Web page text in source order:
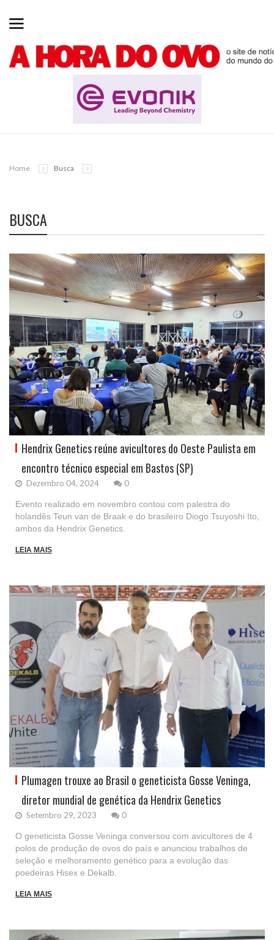
Home Busca
BUSCA
Hendrix Genetics reúne avicultores do Oeste Paulista em
encontro técnico especial em Bastos (SP)
Dezembro 04, 2024 0
Evento realizado em novembro contou com palestra do
holandês Teun van de Braak e do brasileiro Diogo Tsuyoshi Ito,
ambos da Hendrix Genetics.
LEIA MAIS
Plumagen trouxe ao Brasil o geneticista Gosse Veninga,
diretor mundial de genética da Hendrix Genetics
Setembro 29, 2023 0
O geneticista Gosse Veninga conversou com avicultores de 4
polos de produção de ovos do país e anunciou trabalhos de
seleção e melhoramento genético para a evolução das
poedeiras Hisex e Dekalb.
LEIA MAIS